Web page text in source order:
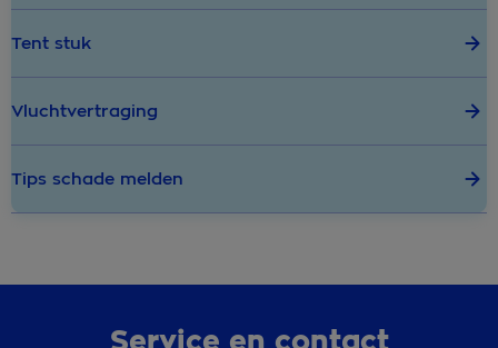
Tent stuk
Vluchtvertraging
Tips schade melden